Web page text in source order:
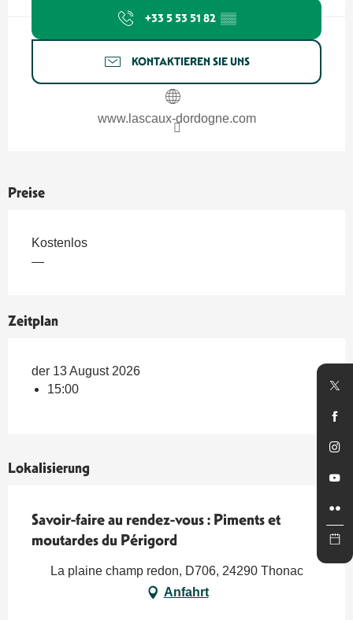
+33 5 53 51 82 ▒▒
KONTAKTIEREN SIE UNS
www.lascaux-dordogne.com
Preise
Kostenlos
—
Zeitplan
der 13 August 2026
15:00
Lokalisierung
Savoir-faire au rendez-vous : Piments et
moutardes du Périgord
La plaine champ redon, D706, 24290 Thonac
Anfahrt